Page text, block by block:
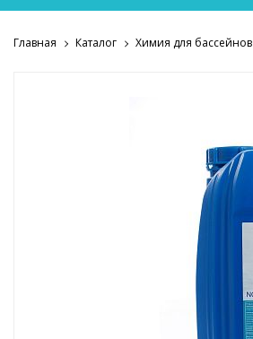
Надувная мебель
Воздушные насосы
Главная Каталог Химия для бассейнов